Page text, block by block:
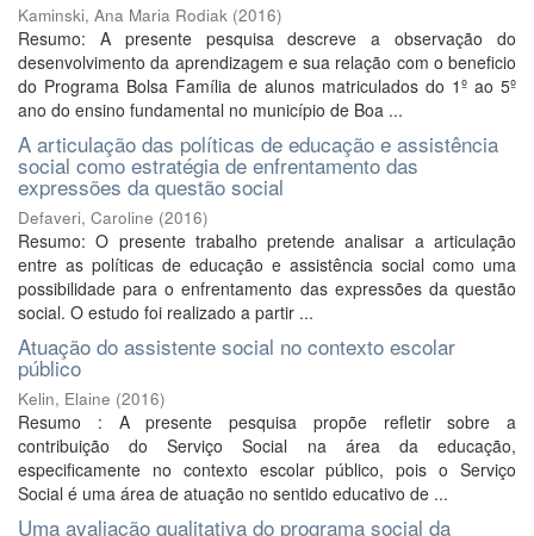
Kaminski, Ana Maria Rodiak (2016)
Resumo: A presente pesquisa descreve a observação do
desenvolvimento da aprendizagem e sua relação com o beneficio
do Programa Bolsa Família de alunos matriculados do 1º ao 5º
ano do ensino fundamental no município de Boa ...
A articulação das políticas de educação e assistência
social como estratégia de enfrentamento das
expressões da questão social
Defaveri, Caroline (2016)
Resumo: O presente trabalho pretende analisar a articulação
entre as políticas de educação e assistência social como uma
possibilidade para o enfrentamento das expressões da questão
social. O estudo foi realizado a partir ...
Atuação do assistente social no contexto escolar
público
Kelin, Elaine (2016)
Resumo : A presente pesquisa propõe refletir sobre a
contribuição do Serviço Social na área da educação,
especificamente no contexto escolar público, pois o Serviço
Social é uma área de atuação no sentido educativo de ...
Uma avaliação qualitativa do programa social da